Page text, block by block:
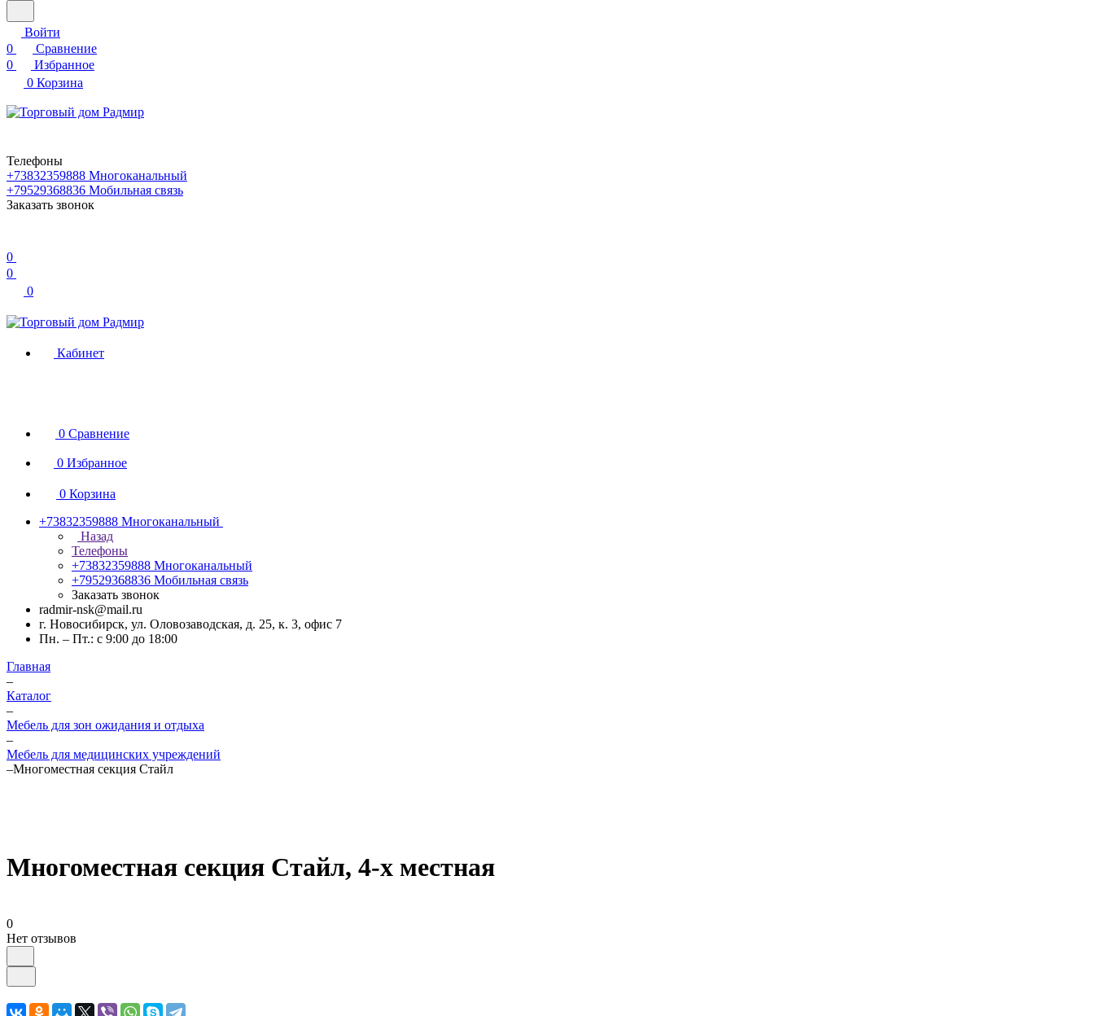
Войти
0
Сравнение
0
Избранное
0 Корзина
Телефоны
+73832359888 Многоканальный
+79529368836 Мобильная связь
Заказать звонок
0
0
0
Кабинет
0 Сравнение
0 Избранное
0 Корзина
+73832359888 Многоканальный
Назад
Телефоны
+73832359888 Многоканальный
+79529368836 Мобильная связь
Заказать звонок
radmir-nsk@mail.ru
г. Новосибирск, ул. Оловозаводская, д. 25, к. 3, офис 7
Пн. – Пт.: с 9:00 до 18:00
Главная
–
Каталог
–
Мебель для зон ожидания и отдыха
–
Мебель для медицинских учреждений
–Многоместная секция Стайл
Многоместная секция Стайл, 4-х местная
0
Нет отзывов